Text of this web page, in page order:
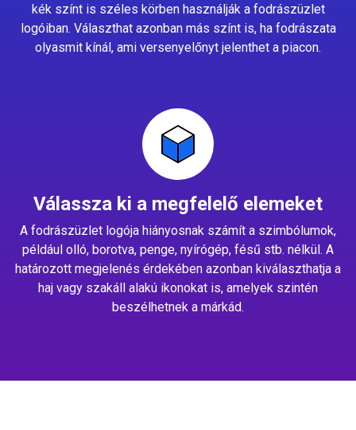
kék színt is széles körben használják a fodrászüzlet
logóiban. Választhat azonban más színt is, ha fodrászata
olyasmit kínál, ami versenyelőnyt jelenthet a piacon.
Válassza ki a megfelelő elemeket
A fodrászüzlet logója hiányosnak számít a szimbólumok,
például olló, borotva, penge, nyírógép, fésű stb. nélkül. A
határozott megjelenés érdekében azonban kiválaszthatja a
haj vagy szakáll alakú ikonokat is, amelyek szintén
beszélhetnek a márkád.